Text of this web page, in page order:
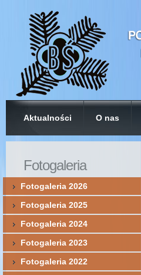
Aktualności O nas
Fotogaleria
Fotogaleria 2026
Fotogaleria 2025
Fotogaleria 2024
Fotogaleria 2023
Fotogaleria 2022